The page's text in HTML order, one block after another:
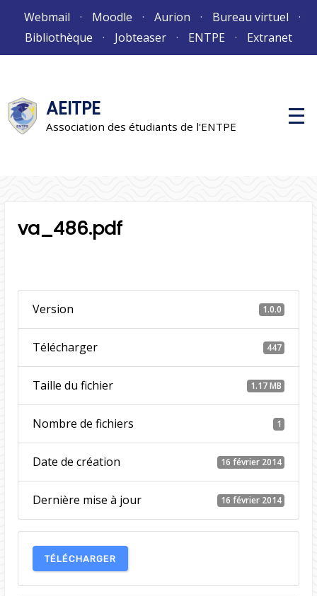
Webmail Moodle Aurion
Bureau virtuel
Bibliothèque
Jobteaser ENTPE Extranet
AEITPE
Association des étudiants de l'ENTPE
M
e
va_486.pdf
Version 1.0.0
Télécharger 447
Taille du fichier 1.17 MB
Nombre de fichiers 1
Date de création 16 février 2014
Dernière mise à jour 16 février 2014
TÉLÉCHARGER